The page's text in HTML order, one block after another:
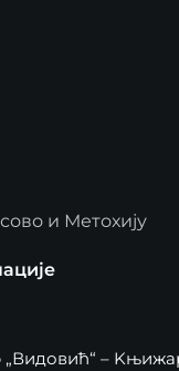
и Метохију
–